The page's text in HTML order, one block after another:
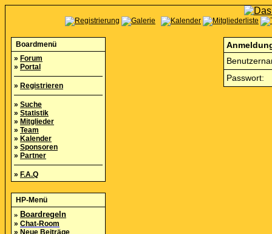
Boardmenü
» Forum
» Portal
» Registrieren
» Suche
» Statistik
» Mitglieder
» Team
» Kalender
» Sponsoren
» Partner
» F.A.Q
HP-Menü
» Boardregeln
» Chat-Room
» Neue Beiträge
Passwort: